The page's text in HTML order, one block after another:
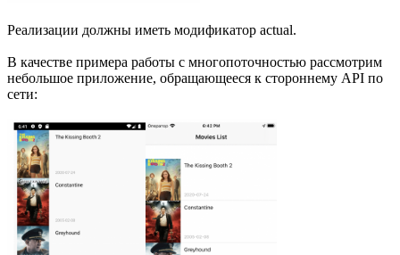
Реализации должны иметь модификатор actual.
В качестве примера работы с многопоточностью рассмотрим
небольшое приложение, обращающееся к стороннему API по
сети: